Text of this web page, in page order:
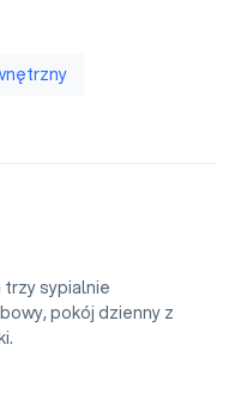
sypialnie
pokój dzienny z